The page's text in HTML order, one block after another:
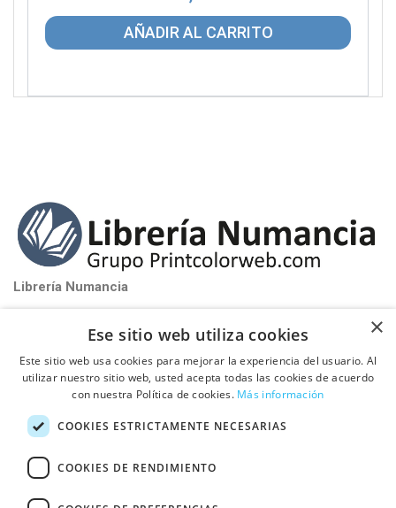
AÑADIR AL CARRITO
Librería Numancia
Tel: 93 580 81 32
scheduleDe Lunes a Viernes de 9:00h a 17:00h
PUBLICA TU LIBRO CON NOSOTROS
INFORMACIÓN
×
Ese sitio web utiliza cookies
Este sitio web usa cookies para mejorar la experiencia del usuario. Al
utilizar nuestro sitio web, usted acepta todas las cookies de acuerdo
con nuestra Política de cookies. Más información
COOKIES ESTRICTAMENTE NECESARIAS
COOKIES DE RENDIMIENTO